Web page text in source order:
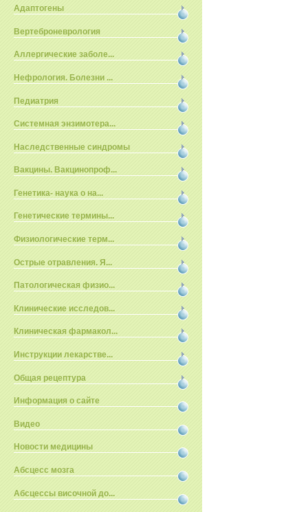
Адаптогены
Вертеброневрология
Аллергические заболе...
Нефрология. Болезни ...
Педиатрия
Системная энзимотера...
Наследственные синдромы
Вакцины. Вакцинопроф...
Генетика- наука о на...
Генетические термины...
Физиологические терм...
Острые отравления. Я...
Патологическая физио...
Клинические исследов...
Клиническая фармакол...
Инструкции лекарстве...
Общая рецептура
Информация о сайте
Видео
Новости медицины
Абсцесс мозга
Абсцессы височной до...